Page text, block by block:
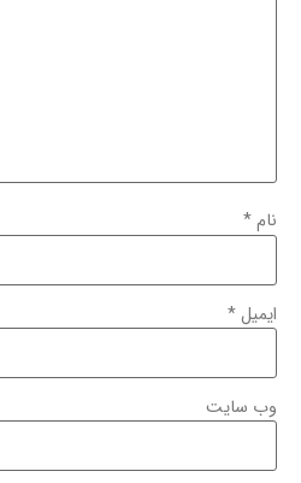
نام*
ایمیل*
وب‌ سایت